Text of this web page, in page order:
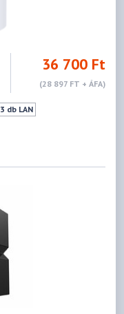
36 700 Ft
(28 897 FT + ÁFA)
3 db LAN